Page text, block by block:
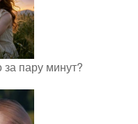
за пару минут?